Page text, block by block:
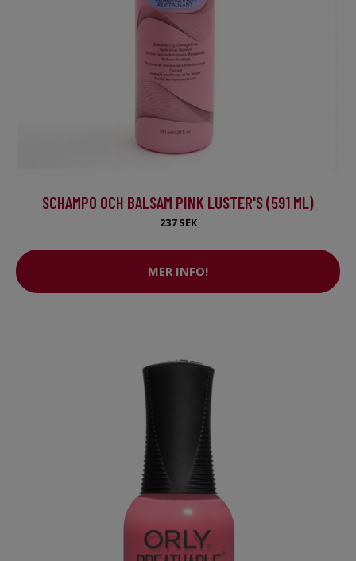
SCHAMPO OCH BALSAM PINK LUSTER'S (591 ML)
237 SEK
MER INFO!